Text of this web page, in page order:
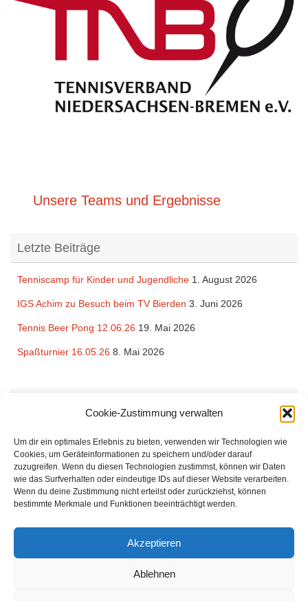
Cookie-Zustimmung verwalten
Um dir ein optimales Erlebnis zu bieten, verwenden wir Technologien wie
Cookies, um Geräteinformationen zu speichern und/oder darauf
zuzugreifen. Wenn du diesen Technologien zustimmst, können wir Daten
wie das Surfverhalten oder eindeutige IDs auf dieser Website verarbeiten.
Wenn du deine Zustimmung nicht erteilst oder zurückziehst, können
bestimmte Merkmale und Funktionen beeinträchtigt werden.
Akzeptieren
Ablehnen
Unsere Teams und Ergebnisse
Letzte Beiträge
Tenniscamp für Kinder und Jugendliche 1. August 2026
IGS Achim zu Besuch beim TV Bierden 3. Juni 2026
Tennis Beer Pong 12.06.26 19. Mai 2026
Spaßturnier 16.05.26 8. Mai 2026
e.V.
Familien und Einzelmitglieder. Unsere Mitglieder kommen aus Achim, Oyten,